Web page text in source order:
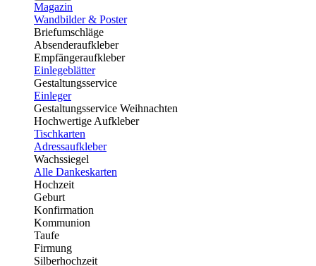
Magazin
Wandbilder & Poster
Briefumschläge
Absenderaufkleber
Empfängeraufkleber
Einlegeblätter
Gestaltungsservice
Einleger
Gestaltungsservice Weihnachten
Hochwertige Aufkleber
Tischkarten
Adressaufkleber
Wachssiegel
Alle Dankeskarten
Hochzeit
Geburt
Konfirmation
Kommunion
Taufe
Firmung
Silberhochzeit